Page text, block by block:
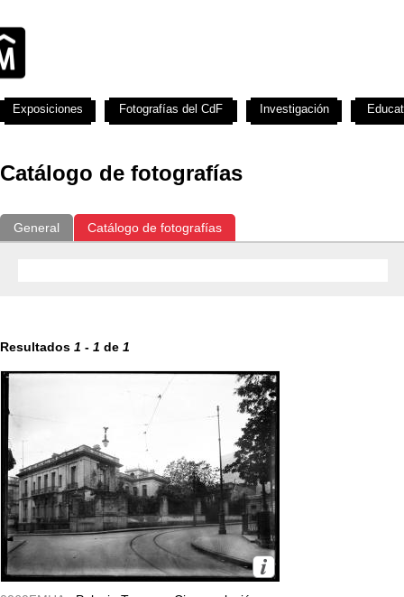
Catálogo de fotografías
General Catálogo de fotografías
Resultados 1 - 1 de 1
Exposiciones Fotografías del CdF Investigación